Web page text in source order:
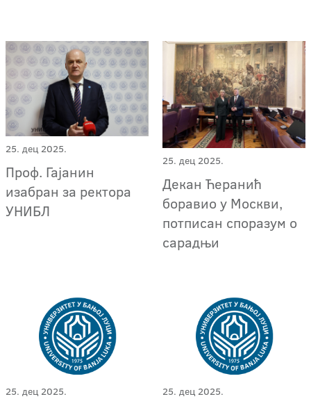
25. дец 2025.
Проф. Гајанин
изабран за ректора
УНИБЛ
25. дец 2025.
Декан Ћеранић
боравио у Москви,
потписан споразум о
сарадњи
25. дец 2025. 25. дец 2025.